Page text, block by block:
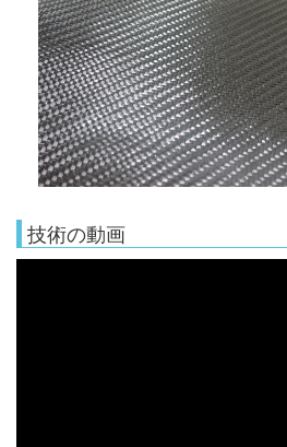
技術の動画